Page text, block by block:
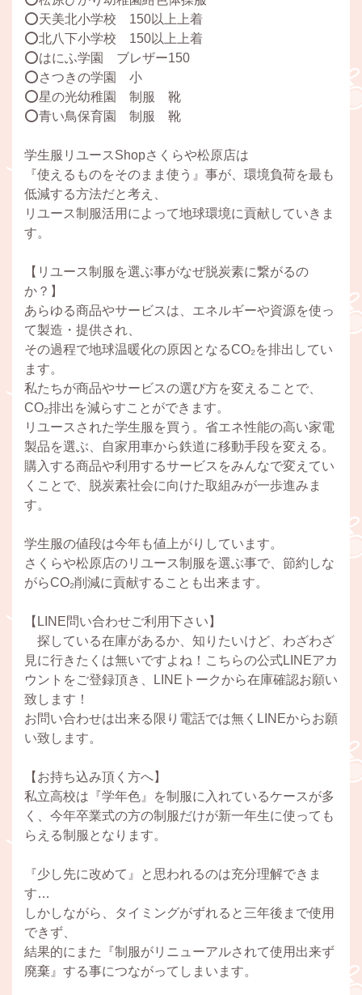
⭕️天美北小学校 150以上上着
⭕️北八下小学校 150以上上着
⭕️はにふ学園 ブレザー150
⭕️さつきの学園 小
⭕️星の光幼稚園 制服 靴
⭕️青い鳥保育園 制服 靴
学生服リユースShopさくらや松原店は
『使えるものをそのまま使う』事が、環境負荷を最も
低減する方法だと考え、
リユース制服活用によって地球環境に貢献していきま
す。
【リユース制服を選ぶ事がなぜ脱炭素に繋がるの
か？】
あらゆる商品やサービスは、エネルギーや資源を使っ
て製造・提供され、
その過程で地球温暖化の原因となるCO₂を排出してい
ます。
私たちが商品やサービスの選び方を変えることで、
CO₂排出を減らすことができます。
リユースされた学生服を買う。省エネ性能の高い家電
製品を選ぶ、自家用車から鉄道に移動手段を変える。
購入する商品や利用するサービスをみんなで変えてい
くことで、脱炭素社会に向けた取組みが一歩進みま
す。
学生服の値段は今年も値上がりしています。
さくらや松原店のリユース制服を選ぶ事で、節約しな
がらCO₂削減に貢献することも出来ます。
【LINE問い合わせご利用下さい】
探している在庫があるか、知りたいけど、わざわざ
見に行きたくは無いですよね！こちらの公式LINEアカ
ウントをご登録頂き、LINEトークから在庫確認お願い
致します！
お問い合わせは出来る限り電話では無くLINEからお願
い致します。
【お持ち込み頂く方へ】
私立高校は『学年色』を制服に入れているケースが多
く、今年卒業式の方の制服だけが新一年生に使っても
らえる制服となります。
『少し先に改めて』と思われるのは充分理解できま
す…
しかしながら、タイミングがずれると三年後まで使用
できず、
結果的にまた『制服がリニューアルされて使用出来ず
廃棄』する事につながってしまいます。